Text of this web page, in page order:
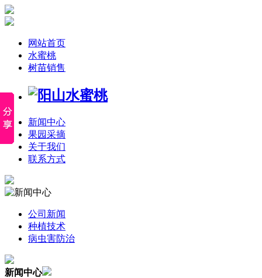
网站首页
水蜜桃
树苗销售
新闻中心
果园采摘
关于我们
联系方式
公司新闻
种植技术
病虫害防治
新闻中心